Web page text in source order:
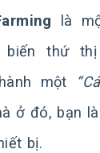
là
biến thứ
một
ở đó, bạn
bị.